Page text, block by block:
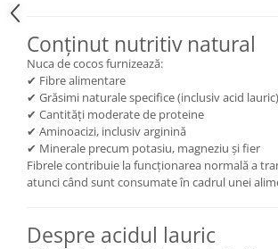
Conținut nutritiv natural
Nuca de cocos furnizează:
✔ Fibre alimentare
✔ Grăsimi naturale specifice (inclusiv acid lauric)
✔ Cantități moderate de proteine
✔ Aminoacizi, inclusiv arginină
✔ Minerale precum potasiu, magneziu și fier
Fibrele contribuie la funcționarea normală a
atunci când sunt consumate în cadrul unei
Despre acidul lauric